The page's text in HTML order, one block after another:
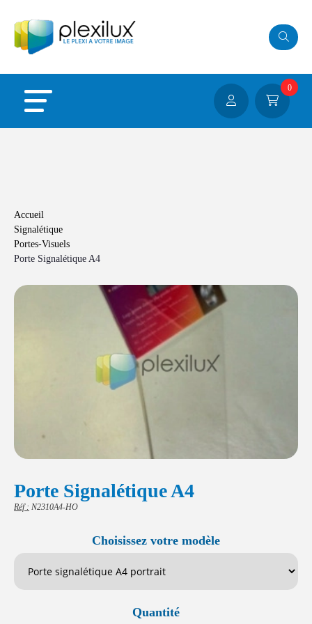
0
Accueil
Signalétique
Portes-Visuels
Porte Signalétique A4
Porte Signalétique A4
Réf : N2310A4-HO
Choisissez votre modèle
Quantité